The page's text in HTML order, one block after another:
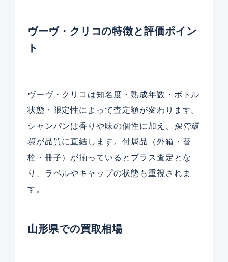
ヴーヴ・クリコの特徴と評価ポイン
ト
ヴーヴ・クリコは知名度・熟成年数・ボトル
状態・限定性によって査定額が変わります。
シャンパンは香りや味の個性に加え、 保管環
境が品質に直結します。付属品（外箱・替
栓・冊子）が揃っているとプラス査定とな
り、ラベルやキャップの状態も重視されま
す。
山形県での買取相場